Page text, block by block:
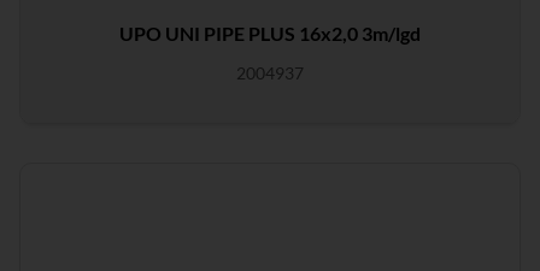
UPO UNI PIPE PLUS 16x2,0 3m/lgd
2004937